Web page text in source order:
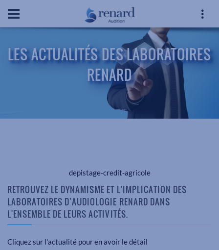
LES ACTUALITÉS DES LABORATOIRES
RENARD
depistage-credit-agricole
RETROUVEZ LE DYNAMISME ET L'IMPLICATION DES
LABORATOIRES D’AUDIOLOGIE RENARD DANS
L'ENSEMBLE DE LEURS ACTIVITÉS.
Cliquez sur l'actualité pour en avoir le détail